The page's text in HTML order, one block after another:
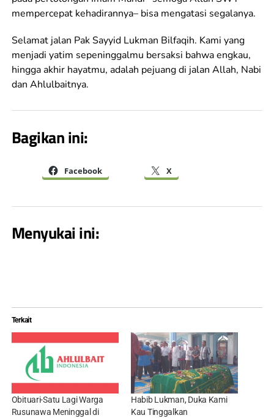
mempercepat kehadirannya– bisa mengatasi segalanya.
Selamat jalan Pak Sayyid Lukman Bilfaqih. Kami yang
menjadi yatim sepeninggalmu bersaksi bahwa engkau,
hingga akhir hayatmu, adalah pejuang di jalan Allah, Nabi
dan Ahlulbaitnya.
Bagikan ini:
Facebook X
Menyukai ini:
Terkait
Obituari-Satu Lagi Warga
Rusunawa Meninggal di
Habib Lukman, Duka Kami
Kau Tinggalkan